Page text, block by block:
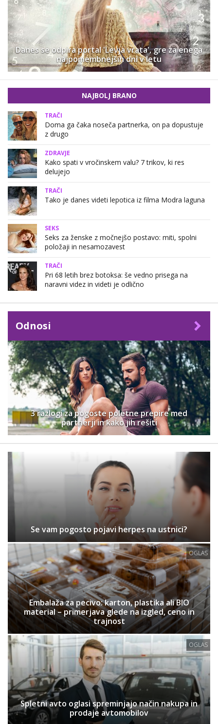
Danes se odpira portal 'Levja vrata', gre za enega
najpomembnejših dni v letu
NAJBOLJ BRANO
TRAČI
Doma ga čaka noseča partnerka, on pa dopustuje
z drugo
ZDRAVJE
Kako spati v vročinskem valu? 7 trikov, ki res
delujejo
TRAČI
Tako je danes videti lepotica iz filma Modra laguna
SEKS
Seks za ženske z močnejšo postavo: miti, spolni
položaji in nesamozavest
TRAČI
Pri 68 letih brez botoksa: še vedno prisega na
naravni videz in videti je odlično
Odnosi
3 razlogi za pogoste poletne prepire med
partnerji in kako jih rešiti
Se vam pogosto pojavi herpes na ustnici?
OGLAS
Embalaža za pecivo: karton, plastika ali BIO
material – primerjava glede na izgled, ceno in
trajnost
OGLAS
Spletni avto oglasi spreminjajo način nakupa in
prodaje avtomobilov